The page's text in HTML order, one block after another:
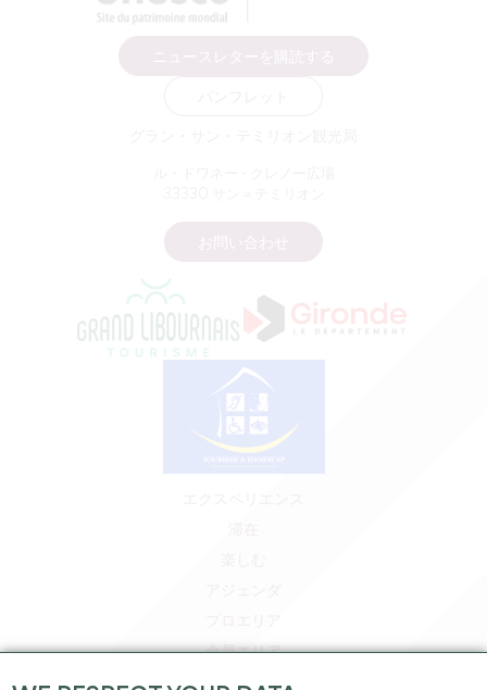
会員エリア
プレスエリア